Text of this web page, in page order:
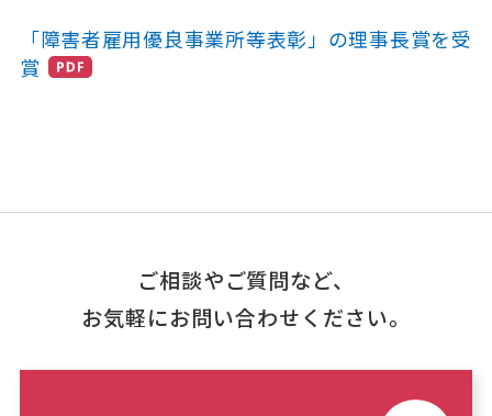
「障害者雇用優良事業所等表彰」の理事長賞を受
賞
ご相談やご質問など、
お気軽にお問い合わせください。